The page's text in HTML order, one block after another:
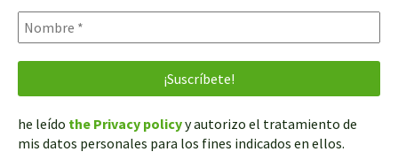
he leído the Privacy policyy autorizo el tratamiento de
mis datos personales para los fines indicados en ellos.